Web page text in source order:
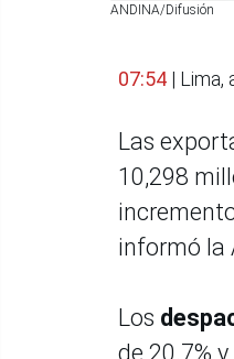
ANDINA/Difusión
07:54 | Lima,
Las
10,298
informó la
Los
de 20.7%